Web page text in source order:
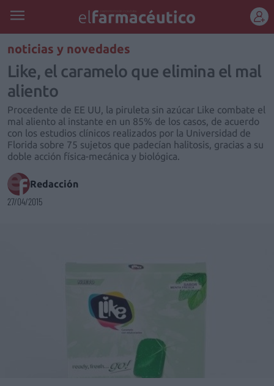
REGÍSTRATE
noticias y novedades
Like, el caramelo que elimina el mal
aliento
Procedente de EE UU, la piruleta sin azúcar Like combate el
mal aliento al instante en un 85% de los casos, de acuerdo
con los estudios clínicos realizados por la Universidad de
Florida sobre 75 sujetos que padecían halitosis, gracias a su
doble acción física-mecánica y biológica.
Redacción
27/04/2015